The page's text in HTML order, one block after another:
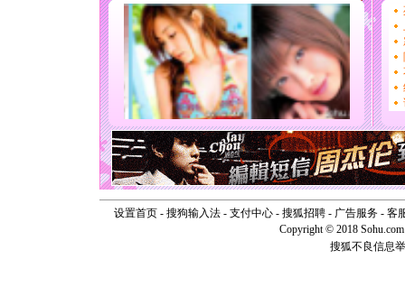
[春节]
传
片叶子
送你一
[圣诞节]
你太多
要平安
[圣诞节]
能正大
天都要快
[圣诞节]
如意,快
[元旦]看
断电。爱
你是我专
[元旦]
如
离。水晶
设置首页- 搜狗输入法- 支付中心- 搜狐招聘- 广告服务- 客
Copyright © 2018
搜狐不良信息